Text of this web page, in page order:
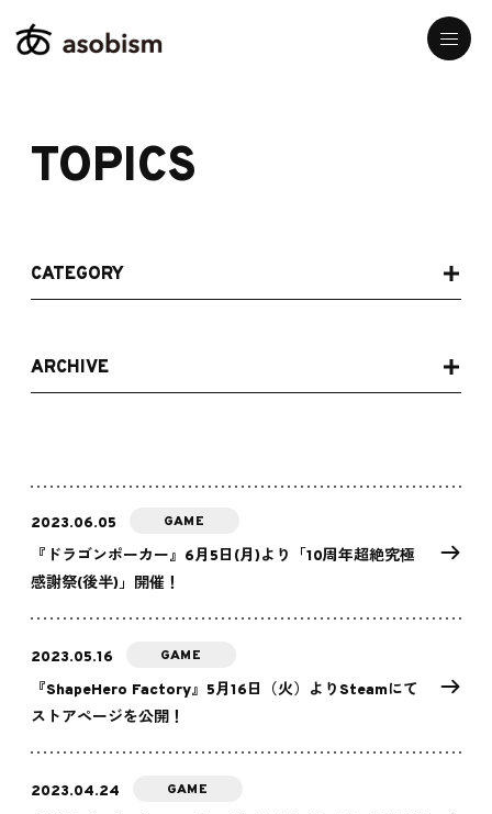
TOPICS
2023.06.05 GAME
『ドラゴンポーカー』6月5日(月)より「10周年超絶究極
感謝祭(後半)」開催！
2023.05.16 GAME
『ShapeHero Factory』5月16日（火）よりSteamにて
ストアページを公開！
2023.04.24 GAME
CATEGORY
ARCHIVE